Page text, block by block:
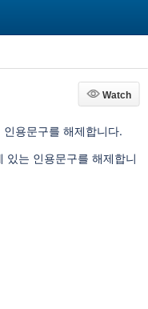
Watch
Watch
용문구를 해제합니다.
있는 인용문구를 해제합니